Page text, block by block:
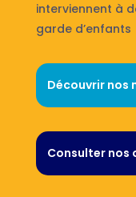
interviennent à
garde d’enfants
Découvrir nos
Consulter nos